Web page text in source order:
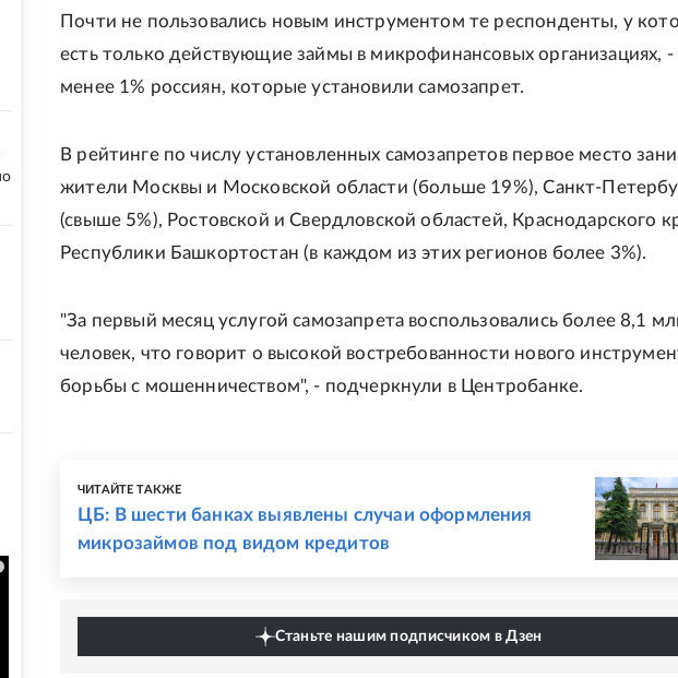
Почти не пользовались новым инструментом те респонденты, у
есть только действующие займы в микрофинансовых организациях, -
менее 1% россиян, которые установили самозапрет.
В рейтинге по числу установленных самозапретов первое место
жители Москвы и Московской области (больше 19%), Санкт-
(свыше 5%), Ростовской и Свердловской областей, Краснодарского
Республики Башкортостан (в каждом из этих регионов более 3%).
"За первый месяц услугой самозапрета воспользовались более 8,1
человек, что говорит о высокой востребованности нового
борьбы с мошенничеством", - подчеркнули в Центробанке.
ЧИТАЙТЕ ТАКЖЕ
ЦБ: В шести банках выявлены случаи оформления
микрозаймов под видом кредитов
Станьте нашим подписчиком в Дзен